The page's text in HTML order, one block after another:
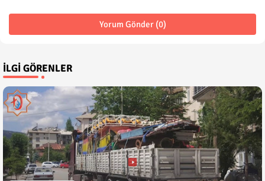
Yorum Gönder (0)
İLGI GÖRENLER